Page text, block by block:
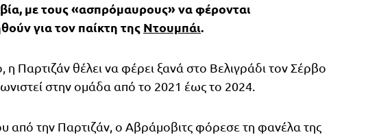
με τους «ασπρόμαυρους» να φέρονται
για τον παίκτη της Ντουμπάι.
Παρτιζάν θέλει να φέρει ξανά στο Βελιγράδι τον Σέρβο
στην ομάδα από το 2021 έως το 2024.
από την Παρτιζάν, ο Αβράμοβιτς φόρεσε τη φανέλα της